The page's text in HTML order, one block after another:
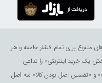
متنوع برای تمام اقشار جامعه و هر
یک خرید اینترنتی» را تداعی
و «تضمین اصل بودن کالا» سه اصل